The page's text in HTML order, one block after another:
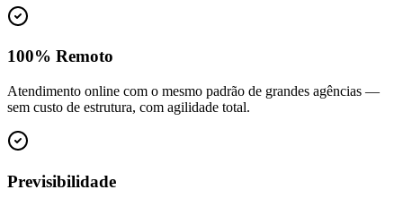
100% Remoto
Atendimento online com o mesmo padrão de grandes agências —
sem custo de estrutura, com agilidade total.
Previsibilidade